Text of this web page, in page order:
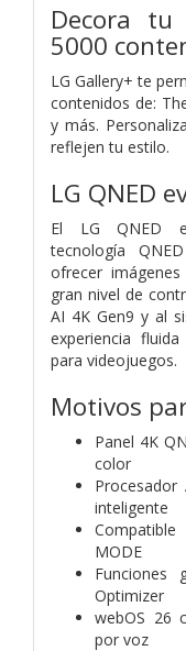
Decora
5000
LG Gallery+ te
contenidos de:
y más.
reflejen tu estilo.
LG QNED
El LG QNED
tecnología
ofrecer
gran nivel de
AI 4K Gen9 y al
experiencia
para videojuegos.
Motivos
Panel 4K
color
inteligente
MODE
Funciones
Optimizer
webOS 26
por voz